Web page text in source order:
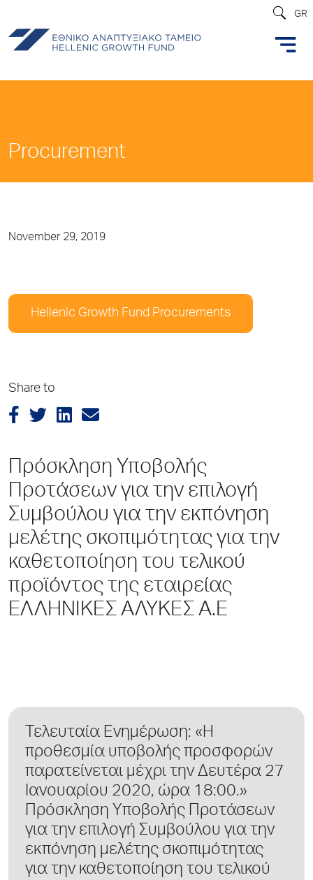
GR
Procurement
November 29, 2019
Hellenic Growth Fund Procurements
Share to
Πρόσκληση Υποβολής
Προτάσεων για την επιλογή
Συμβούλου για την εκπόνηση
μελέτης σκοπιμότητας για την
καθετοποίηση του τελικού
προϊόντος της εταιρείας
ΕΛΛΗΝΙΚΕΣ ΑΛΥΚΕΣ Α.Ε
Τελευταία Ενημέρωση: «Η
προθεσμία υποβολής προσφορών
παρατείνεται μέχρι την Δευτέρα 27
Ιανουαρίου 2020, ώρα 18:00.»
Πρόσκληση Υποβολής Προτάσεων
για την επιλογή Συμβούλου για την
εκπόνηση μελέτης σκοπιμότητας
για την καθετοποίηση του τελικού